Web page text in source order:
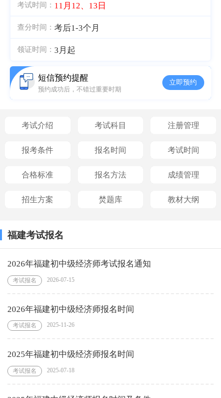
考试时间： 11月12、13日
查分时间： 考后1-3个月
领证时间： 3月起
短信预约提醒
预约成功后，不错过重要时期
立即预约
考试介绍 考试科目 注册管理
报考条件 报名时间 考试时间
合格标准 报名方法 成绩管理
招生方案 焚题库 教材大纲
福建考试报名
2026年福建初中级经济师考试报名通知
考试报名 2026-07-15
2026年福建初中级经济师报名时间
考试报名 2025-11-26
2025年福建初中级经济师报名时间
考试报名 2025-07-18